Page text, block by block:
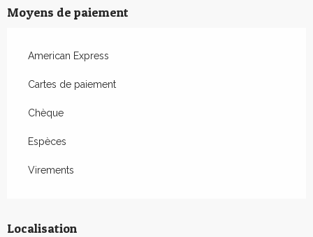
Moyens de paiement
American Express
Cartes de paiement
Chèque
Espèces
Virements
Localisation